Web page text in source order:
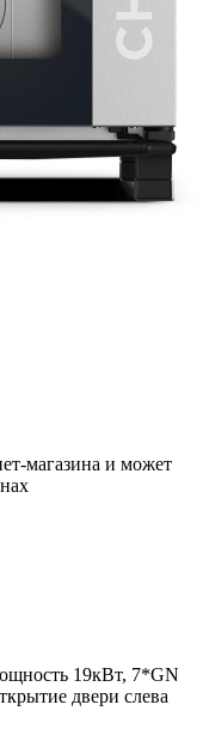
магазина и может
19кВт, 7*GN
двери слева